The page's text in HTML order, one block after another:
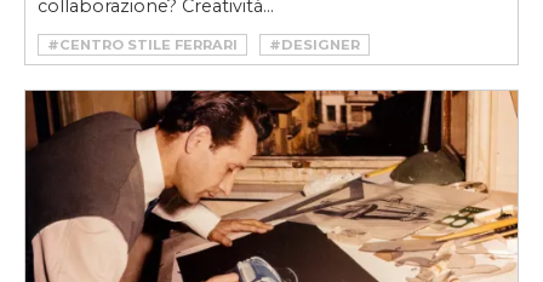
collaborazione? Creatività...
#CENTRO STILE FERRARI
#DESIGNER
#FERRARI
#FERRARI JONY IVE
#FERRARI LOVEFROM
#JONY IVE